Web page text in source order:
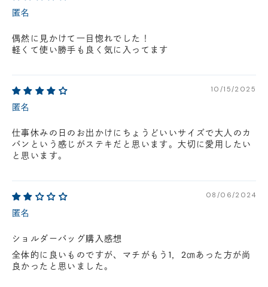
匿名
偶然に見かけて一目惚れでした！
軽くて使い勝手も良く気に入ってます
10/15/2025
匿名
仕事休みの日のお出かけにちょうどいいサイズで大人のカ
バンという感じがステキだと思います。大切に愛用したい
と思います。
08/06/2024
匿名
ショルダーバッグ購入感想
全体的に良いものですが、マチがもう1，2㎝あった方が尚
良かったと思いました。